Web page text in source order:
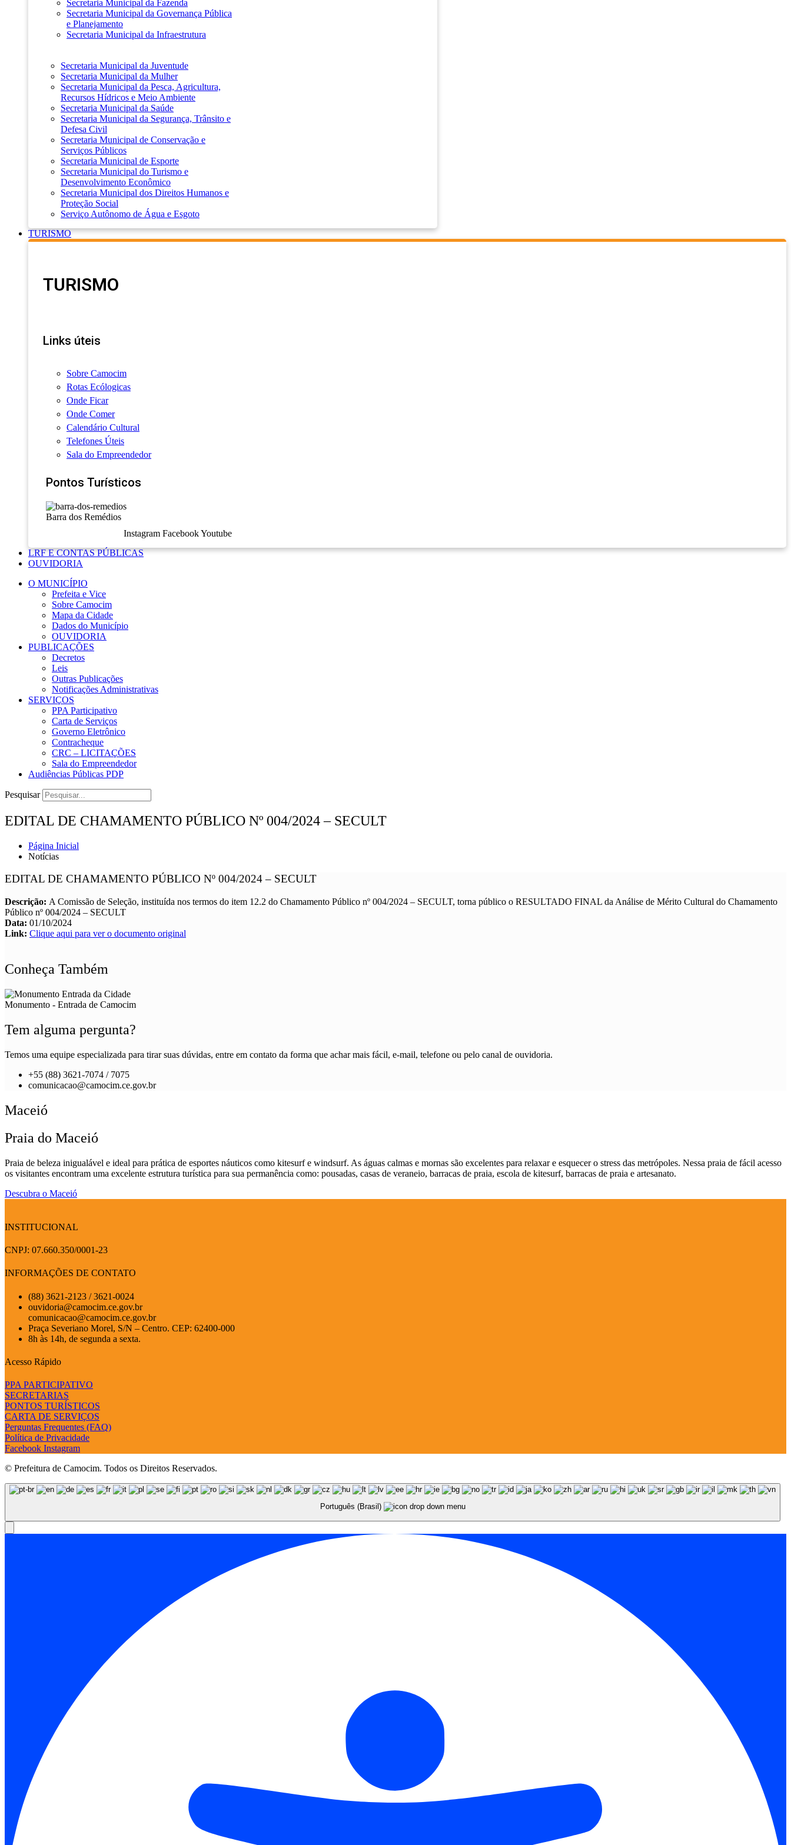
Secretaria Municipal da Fazenda
Secretaria Municipal da Governança Pública
e Planejamento
Secretaria Municipal da Infraestrutura
Secretaria Municipal da Juventude
Secretaria Municipal da Mulher
Secretaria Municipal da Pesca, Agricultura,
Recursos Hídricos e Meio Ambiente
Secretaria Municipal da Saúde
Secretaria Municipal da Segurança, Trânsito e
Defesa Civil
Secretaria Municipal de Conservação e
Serviços Públicos
Secretaria Municipal de Esporte
Secretaria Municipal do Turismo e
Desenvolvimento Econômico
Secretaria Municipal dos Direitos Humanos e
Proteção Social
Serviço Autônomo de Água e Esgoto
TURISMO
TURISMO
Links úteis
Sobre Camocim
Rotas Ecólogicas
Onde Ficar
Onde Comer
Calendário Cultural
Telefones Úteis
Sala do Empreendedor
Pontos Turísticos
Barra dos Remédios
Instagram FacebookYoutube
LRF E CONTAS PÚBLICAS
OUVIDORIA
O MUNICÍPIO
Prefeita e Vice
Sobre Camocim
Mapa da Cidade
Dados do Município
OUVIDORIA
PUBLICAÇÕES
Decretos
Leis
Outras Publicações
Notificações Administrativas
SERVIÇOS
PPA Participativo
Carta de Serviços
Governo Eletrônico
Contracheque
CRC – LICITAÇÕES
Sala do Empreendedor
Audiências Públicas PDP
Pesquisar
EDITAL DE CHAMAMENTO PÚBLICO Nº 004/2024 – SECULT
Página Inicial
Notícias
EDITAL DE CHAMAMENTO PÚBLICO Nº 004/2024 – SECULT
Descrição: A Comissão de Seleção, instituída nos termos do item 12.2 do Chamamento Público nº 004/2024 – SECULT, torna público o RESULTADO FINAL da Análise de Mérito Cultural do Chamamento
Público nº 004/2024 – SECULT
Data: 01/10/2024
Link: Clique aqui para ver o documento original
Conheça Também
Monumento - Entrada de Camocim
Tem alguma pergunta?
Temos uma equipe especializada para tirar suas dúvidas, entre em contato da forma que achar mais fácil, e-mail, telefone ou pelo canal de ouvidoria.
+55 (88) 3621-7074 / 7075
comunicacao@camocim.ce.gov.br
Maceió
Praia do Maceió
Praia de beleza inigualável e ideal para prática de esportes náuticos como kitesurf e windsurf. As águas calmas e mornas são excelentes para relaxar e esquecer o stress das metrópoles. Nessa praia de fácil acesso
os visitantes encontram uma excelente estrutura turística para sua permanência como: pousadas, casas de veraneio, barracas de praia, escola de kitesurf, barracas de praia e artesanato.
Descubra o Maceió
INSTITUCIONAL
CNPJ: 07.660.350/0001-23
INFORMAÇÕES DE CONTATO
(88) 3621-2123 / 3621-0024
ouvidoria@camocim.ce.gov.br
comunicacao@camocim.ce.gov.br
Praça Severiano Morel, S/N – Centro. CEP: 62400-000
8h às 14h, de segunda a sexta.
Acesso Rápido
PPA PARTICIPATIVO
SECRETARIAS
PONTOS TURÍSTICOS
CARTA DE SERVIÇOS
Perguntas Frequentes (FAQ)
Política de Privacidade
Facebook Instagram
© Prefeitura de Camocim. Todos os Direitos Reservados.
Português (Brasil)